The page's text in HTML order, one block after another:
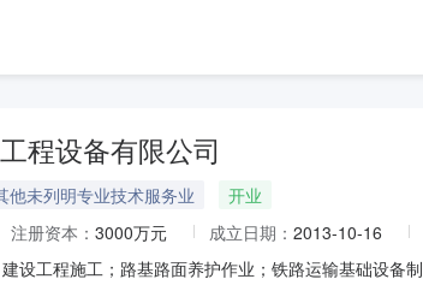
程设备有限公司
他未列明专业技术服务业
开业
注册资本： 3000万元 成立日期： 2013-10-16